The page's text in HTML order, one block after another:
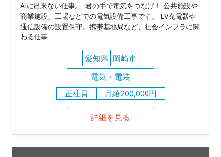
AIに出来ない仕事。 君の手で電気をつなげ！ 公共施設や
商業施設、工場などでの電気設備工事です。 EV充電器や
通信設備の設置保守。携帯基地局など、社会インフラに関
わる仕事
愛知県 岡崎市
電気・電装
正社員
月給200,000円
詳細を見る